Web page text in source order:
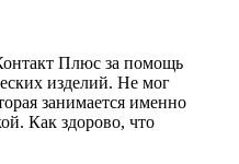
Плюс за помощь
изделий. Не мог
занимается именно
Как здорово, что